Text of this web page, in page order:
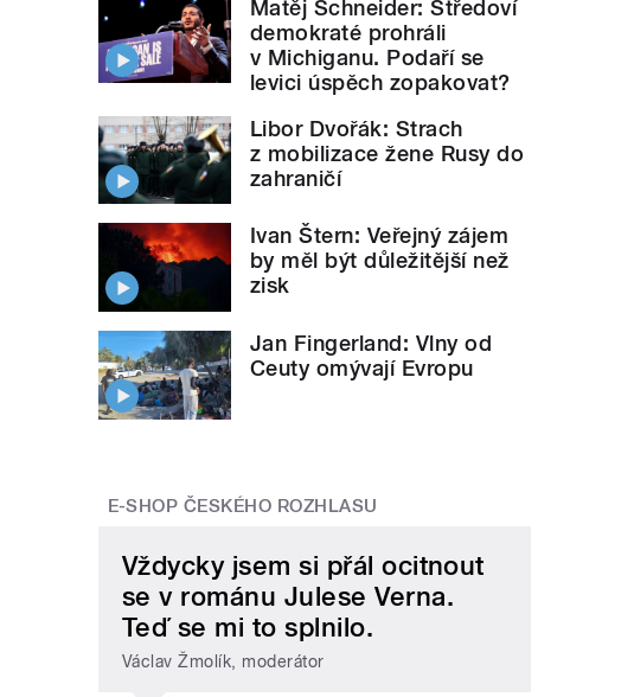
Matěj Schneider: Středoví
demokraté prohráli
v Michiganu. Podaří se
levici úspěch zopakovat?
Libor Dvořák: Strach
z mobilizace žene Rusy do
zahraničí
Ivan Štern: Veřejný zájem
by měl být důležitější než
zisk
Jan Fingerland: Vlny od
Ceuty omývají Evropu
E-SHOP ČESKÉHO ROZHLASU
Vždycky jsem si přál ocitnout
se v románu Julese Verna.
Teď se mi to splnilo.
Václav Žmolík, moderátor